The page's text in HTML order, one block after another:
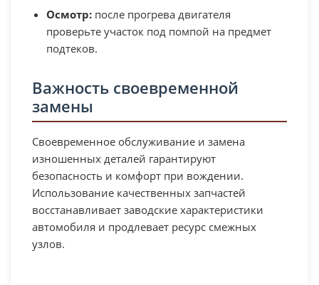
Осмотр: после прогрева двигателя
проверьте участок под помпой на предмет
подтеков.
Важность своевременной
замены
Своевременное обслуживание и замена
изношенных деталей гарантируют
безопасность и комфорт при вождении.
Использование качественных запчастей
восстанавливает заводские характеристики
автомобиля и продлевает ресурс смежных
узлов.